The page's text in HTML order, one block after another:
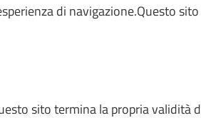
di navigazione.Questo
sito termina la propria validità